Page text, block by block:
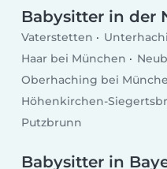
Babysitter in der
Vaterstetten
Haar bei München
Oberhaching bei
Höhenkirchen-
Putzbrunn
Babysitter in